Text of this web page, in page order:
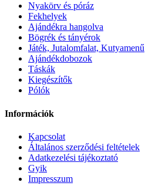
Nyakörv és póráz
Fekhelyek
Ajándékra hangolva
Bögrék és tányérok
Játék, Jutalomfalat, Kutyamenű
Ajándékdobozok
Táskák
Kiegészítők
Pólók
Információk
Kapcsolat
Általános szerződési feltételek
Adatkezelési tájékoztató
Gyik
Impresszum